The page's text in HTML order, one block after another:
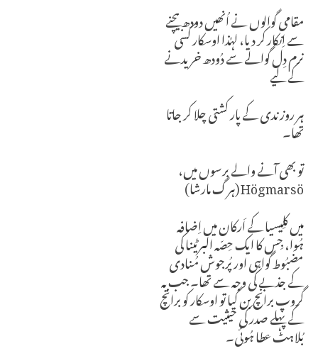
مقامی گوالوں نے اُنھیں دودھ بیچنے
سے اِنکار کر دیا، لہٰذا اوسکار کسی
نرم دِل گوالے سے دُودھ خریدنے
کے لیے
ہر روز ندی کے پار کشتی چلا کر جاتا
تھا۔
تو بھی آنے والے برسوں میں،
Högmarsö (ہرگ مارشا)
میں کلِیسیا کے اَرکان میں اِضافہ
ہُوا، جِس کا ایک حِصّہ البرٹینا کی
مضبُوط گواہی اور پُرجوش مُنادی
کے جذبے کی وجہ سے تھا۔ جب یہ
گروپ برانچ بن گیا تو اوسکار کو برانچ
کے پہلے صدر کی حیثیت سے
بُلاہٹ عطا ہُوئی۔